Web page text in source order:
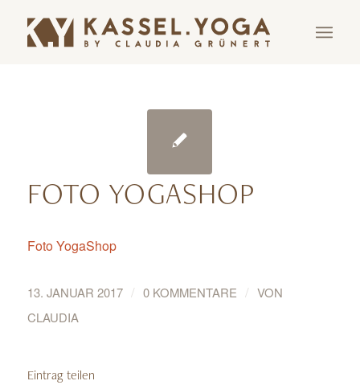
FOTO YOGASHOP
Foto YogaShop
13. JANUAR 2017 / 0 KOMMENTARE / VON
CLAUDIA
Eintrag teilen